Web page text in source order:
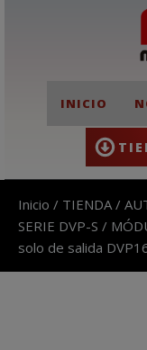
INICIO
Inicio / TIENDA /
SERIE DVP-S /
solo de salida